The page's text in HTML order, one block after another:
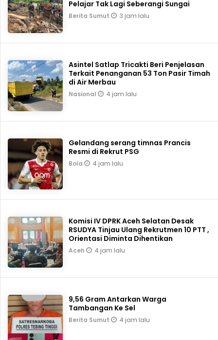
Pelajar Tak Lagi Seberangi Sungai
Berita Sumut 3 jam lalu
Asintel Satlap Tricakti Beri Penjelasan
Terkait Penanganan 53 Ton Pasir Timah
di Air Merbau
Nasional 4 jam lalu
Gelandang serang timnas Prancis
Resmi di Rekrut PSG
Bola 4 jam lalu
Komisi IV DPRK Aceh Selatan Desak
RSUDYA Tinjau Ulang Rekrutmen 10 PTT ,
Orientasi Diminta Dihentikan
Aceh 4 jam lalu
9,56 Gram Antarkan Warga
Tambangan Ke Sel
Berita Sumut 4 jam lalu